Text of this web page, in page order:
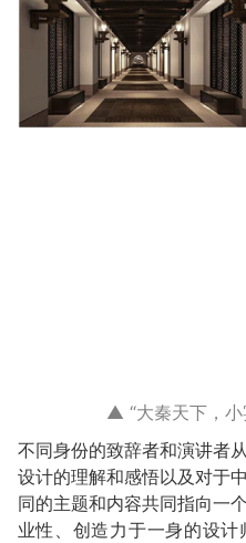
▲ “大秦天下，小
不同身份的致辞者和演讲者
设计的理解和感悟以及对于
同的主题和内容共同指向一
业性、创造力于一身的设